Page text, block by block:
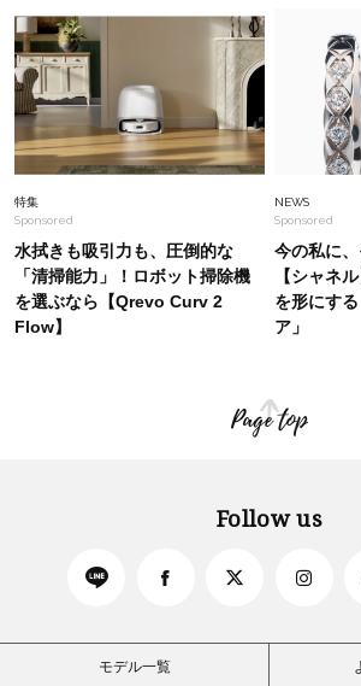
普通のTシャツじゃ物足り
ど映える「一癖トップス」4
Fashion 2026.5.16
【ユニクロだけで】40代マ
どいい「15〜25℃気温別コ
特集
Sponsored
水拭きも吸引力も、圧倒的な
「清掃能力」！ロボット掃除機
を選ぶなら【Qrevo Curv 2
Flow】
NEWS
Sponsored
今の私に、
【シャネ
を形にす
ア」
Page top
Follow us
モデル一覧